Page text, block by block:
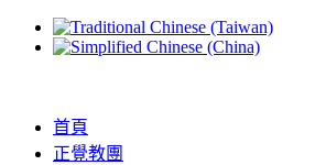
首頁
正覺教團